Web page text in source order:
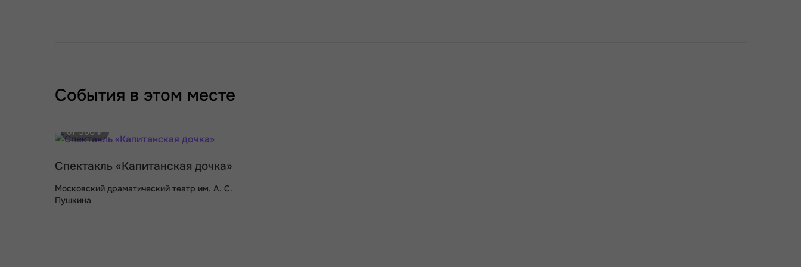
События в этом месте
от 500 ₽
Спектакль «Капитанская дочка»
Московский драматический театр им. А. С.
Пушкина